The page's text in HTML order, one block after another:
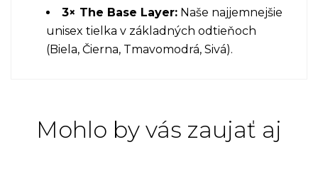
3× The Base Layer: Naše najjemnejšie
unisex tielka v základných odtieňoch
(Biela, Čierna, Tmavomodrá, Sivá).
Mohlo by vás zaujať aj